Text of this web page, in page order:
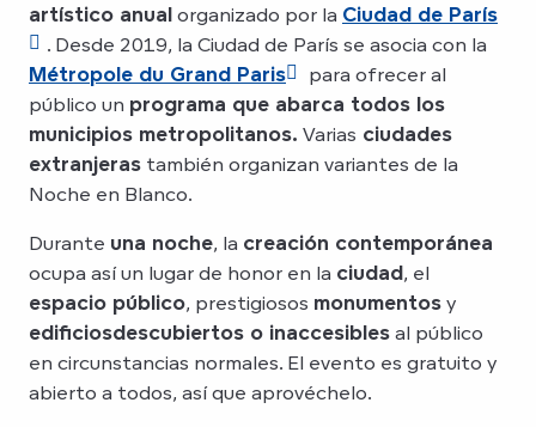
artístico anual organizado por la Ciudad de París
. Desde 2019, la Ciudad de París se asocia con la
Métropole du Grand Paris
para ofrecer al
público un programa que abarca todos los
municipios metropolitanos. Varias ciudades
extranjeras también organizan variantes de la
Noche en Blanco.
Durante una noche, la creación contemporánea
ocupa así un lugar de honor en la ciudad, el
espacio público, prestigiosos monumentos y
edificiosdescubiertos o inaccesibles al público
en circunstancias normales. El evento es gratuito y
abierto a todos, así que aprovéchelo.